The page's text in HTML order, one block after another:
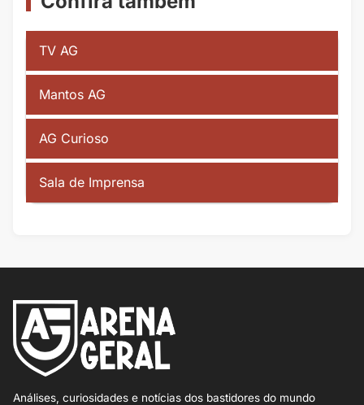
TV AG
Mantos AG
AG Curioso
Sala de Imprensa
Análises, curiosidades e notícias dos bastidores do mundo